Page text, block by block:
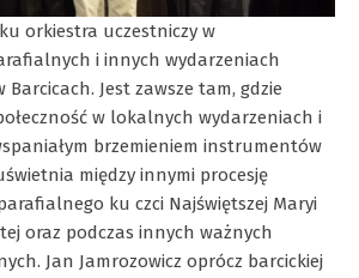
orkiestra uczestniczy w
i innych wydarzeniach
Barcicach. Jest zawsze tam, gdzie
w lokalnych wydarzeniach i
brzemieniem instrumentów
między innymi procesję
ku czci Najświętszej Maryi
oraz podczas innych ważnych
Jan Jamrozowicz oprócz barcickiej